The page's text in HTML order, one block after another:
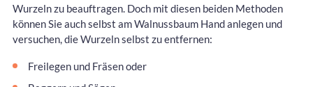
Wurzeln zu beauftragen. Doch mit diesen beiden Methoden
können Sie auch selbst am Walnussbaum Hand anlegen und
versuchen, die Wurzeln selbst zu entfernen:
Freilegen und Fräsen oder